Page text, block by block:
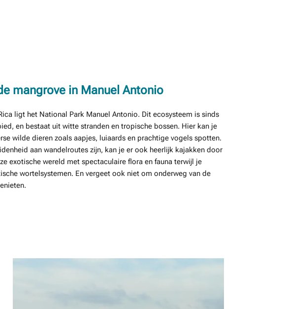
mangrove in Manuel Antonio
ligt het National Park Manuel Antonio. Dit ecosysteem is sinds
en bestaat uit witte stranden en tropische bossen. Hier kan je
wilde dieren zoals aapjes, luiaards en prachtige vogels spotten.
aan wandelroutes zijn, kan je er ook heerlijk kajakken door
exotische wereld met spectaculaire flora en fauna terwijl je
wortelsystemen. En vergeet ook niet om onderweg van de